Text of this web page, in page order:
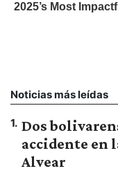
Noticias más leídas
1. Dos
accidente en
Alvear